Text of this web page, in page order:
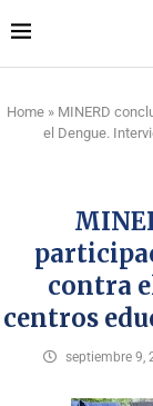
Home » MINERD
el Dengue.
contra
centros
septiembre 9,